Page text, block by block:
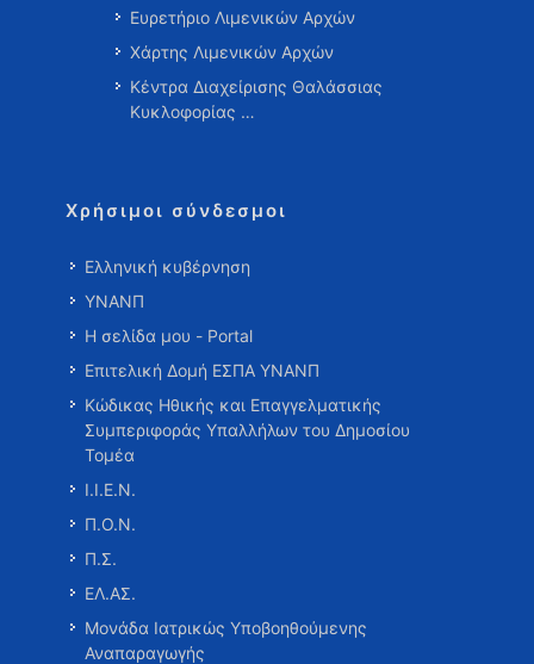
Ευρετήριο Λιμενικών Αρχών
Χάρτης Λιμενικών Αρχών
Κέντρα Διαχείρισης Θαλάσσιας
Κυκλοφορίας …
Χρήσιμοι σύνδεσμοι
Ελληνική κυβέρνηση
ΥΝΑΝΠ
Η σελίδα μου - Portal
Επιτελική Δομή ΕΣΠΑ ΥΝΑΝΠ
Κώδικας Ηθικής και Επαγγελματικής
Συμπεριφοράς Υπαλλήλων του Δημοσίου
Τομέα
Ι.Ι.Ε.Ν.
Π.Ο.Ν.
Π.Σ.
ΕΛ.ΑΣ.
Μονάδα Ιατρικώς Υποβοηθούμενης
Αναπαραγωγής